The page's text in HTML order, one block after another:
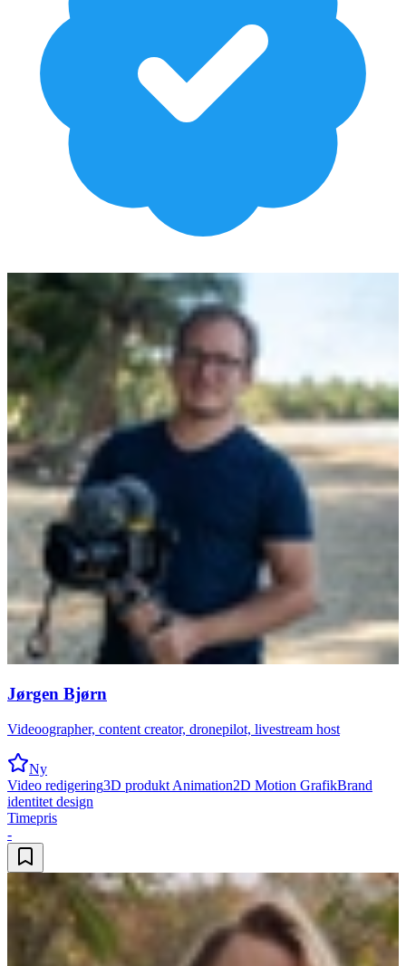
Jørgen Bjørn
Videoographer, content creator, dronepilot, livestream host
Ny
Video redigering3D produkt Animation2D Motion GrafikBrand
identitet design
Timepris
-